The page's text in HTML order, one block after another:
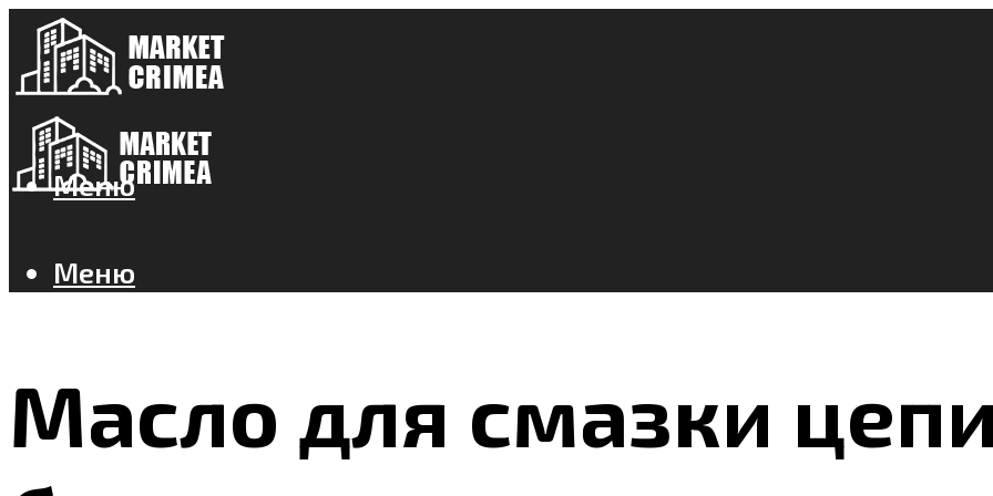
Меню
Меню
Масло для смазки